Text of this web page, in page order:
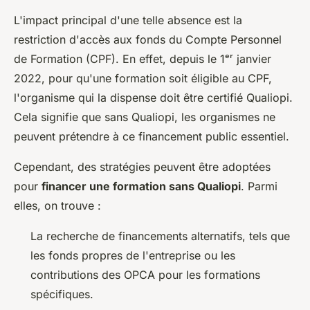
L'impact principal d'une telle absence est la
restriction d'accès aux fonds du Compte Personnel
de Formation (CPF). En effet, depuis le 1ᵉʳ janvier
2022, pour qu'une formation soit éligible au CPF,
l'organisme qui la dispense doit être certifié Qualiopi.
Cela signifie que sans Qualiopi, les organismes ne
peuvent prétendre à ce financement public essentiel.
Cependant, des stratégies peuvent être adoptées
pour financer une formation sans Qualiopi. Parmi
elles, on trouve :
La recherche de financements alternatifs, tels que
les fonds propres de l'entreprise ou les
contributions des OPCA pour les formations
spécifiques.